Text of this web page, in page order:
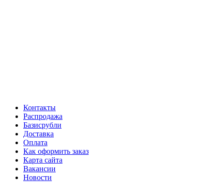
Контакты
Распродажа
Базисрубли
Доставка
Оплата
Как оформить заказ
Карта сайта
Вакансии
Новости